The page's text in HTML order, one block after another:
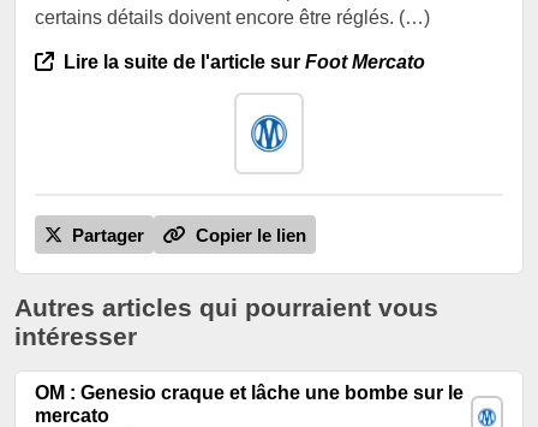
certains détails doivent encore être réglés. (…)
Lire la suite de l'article sur Foot Mercato
Partager Copier le lien
Autres articles qui pourraient vous
intéresser
OM : Genesio craque et lâche une bombe sur le
mercato